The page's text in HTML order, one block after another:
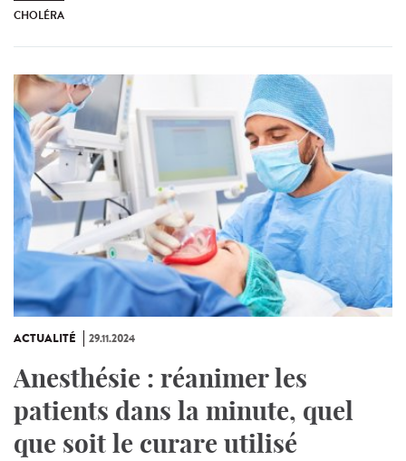
CHOLÉRA
ACTUALITÉ 29.11.2024
Anesthésie : réanimer les
patients dans la minute, quel
que soit le curare utilisé